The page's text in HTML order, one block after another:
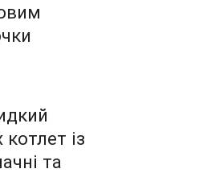
із
та